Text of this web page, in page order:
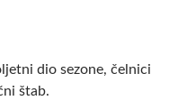
dio sezone, čelnici
štab.